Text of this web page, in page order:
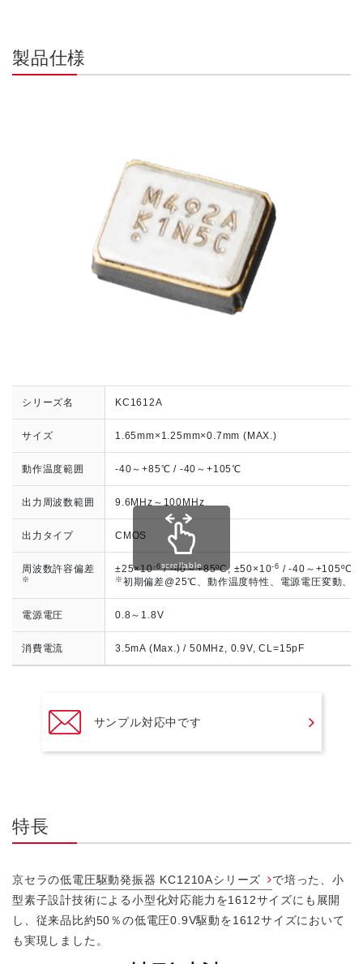
製品仕様
シリーズ名 KC1612A
サイズ 1.65mm×1.25mm×0.7mm (MAX.)
動作温度範囲 -40～+85℃ / -40～+105℃
出力周波数範囲 9.6MHz～100MHz
出力タイプ CMOS
周波数許容偏差
※
±25×10-6/ -40～+85ºC, ±50×10-6 / -40～+105ºC
※ 初期偏差@25℃、動作温度特性、電源電圧変動、
電源電圧 0.8～1.8V
消費電流 3.5mA (Max.) / 50MHz, 0.9V, CL=15pF
scrollable
サンプル対応中です
特長
京セラの低電圧駆動発振器 KC1210Aシリーズ
で培った、小
型素子設計技術による小型化対応能力を1612サイズにも展開
し、従来品比約50％の低電圧0.9V駆動を1612サイズにおいて
も実現しました。